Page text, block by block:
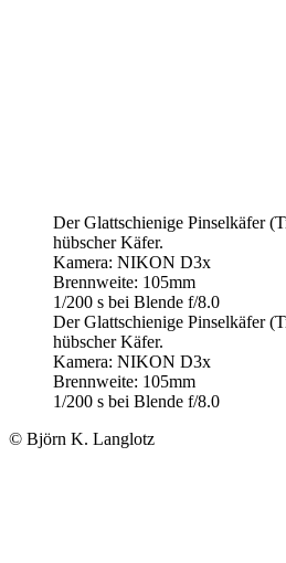
Der Glattschienige Pinselkäfer
hübscher Käfer.
Kamera: NIKON D3x
Brennweite: 105mm
1/200 s bei Blende f/8.0
Der Glattschienige Pinselkäfer
hübscher Käfer.
Kamera: NIKON D3x
Brennweite: 105mm
1/200 s bei Blende f/8.0
© Björn K. Langlotz